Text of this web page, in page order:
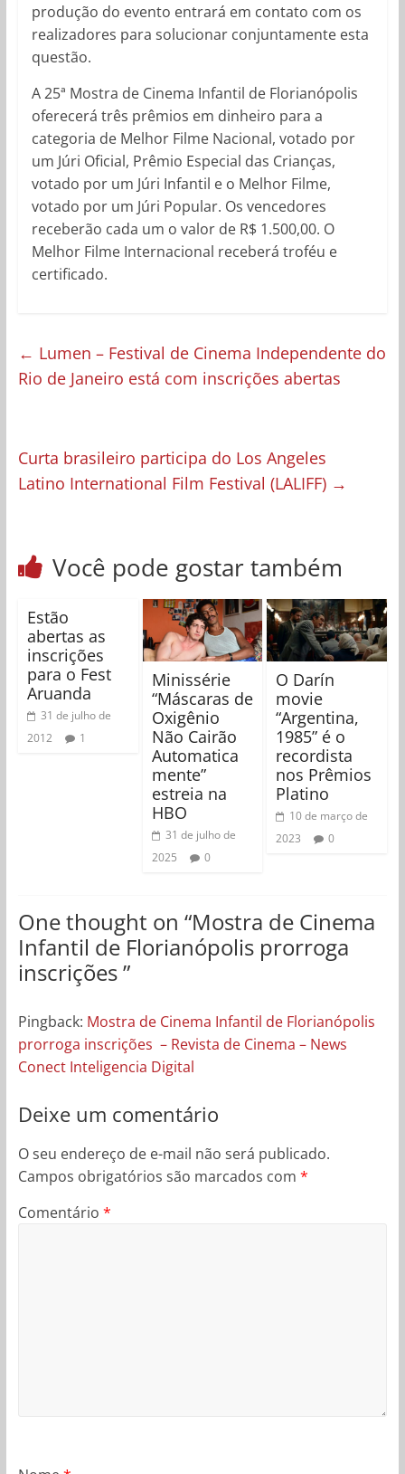
produção do evento entrará em contato com os
realizadores para solucionar conjuntamente esta
questão.
A 25ª Mostra de Cinema Infantil de Florianópolis
oferecerá três prêmios em dinheiro para a
categoria de Melhor Filme Nacional, votado por
um Júri Oficial, Prêmio Especial das Crianças,
votado por um Júri Infantil e o Melhor Filme,
votado por um Júri Popular. Os vencedores
receberão cada um o valor de R$ 1.500,00. O
Melhor Filme Internacional receberá troféu e
certificado.
← Lumen – Festival de Cinema Independente do
Rio de Janeiro está com inscrições abertas
Curta brasileiro participa do Los Angeles
Latino International Film Festival (LALIFF) →
Você pode gostar também
Estão
abertas as
inscrições
para o Fest
Aruanda
31 de julho de
2012
1
Minissérie
“Máscaras de
Oxigênio
Não Cairão
Automatica
mente”
estreia na
HBO
31 de julho de
2025
0
O Darín
movie
“Argentina,
1985” é o
recordista
nos Prêmios
Platino
10 de março de
2023
0
One thought on “Mostra de Cinema
Infantil de Florianópolis prorroga
inscrições”
Pingback: Mostra de Cinema Infantil de Florianópolis
prorroga inscrições – Revista de Cinema – News
Conect Inteligencia Digital
Deixe um comentário
O seu endereço de e-mail não será publicado.
Campos obrigatórios são marcados com *
Comentário *